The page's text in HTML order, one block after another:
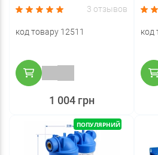
3 отзывов
код товару 12511
1 004 грн
код
ПОПУЛЯРНИЙ